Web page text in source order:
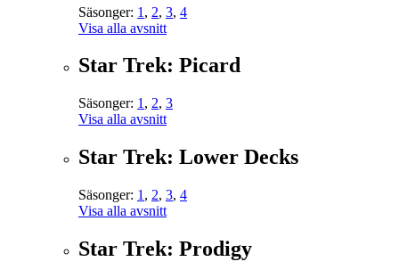
Säsonger: 1 , 2, 3, 4
Visa alla avsnitt
Star Trek: Picard
Säsonger: 1 , 2, 3
Visa alla avsnitt
Star Trek: Lower Decks
Säsonger: 1 , 2, 3, 4
Visa alla avsnitt
Star Trek: Prodigy